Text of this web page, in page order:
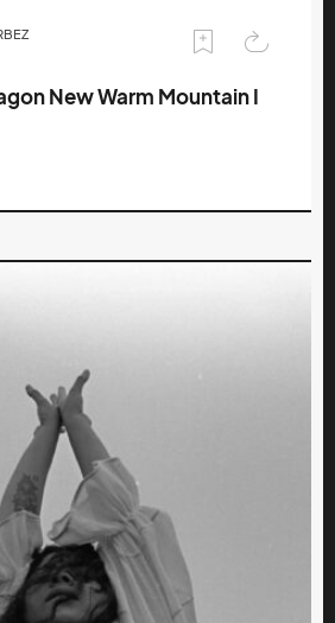
New Warm Mountain I